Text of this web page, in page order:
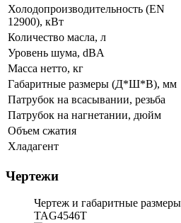
Холодопроизводительность (EN
12900), кВт
Количество масла, л
Уровень шума, dBA
Масса нетто, кг
Габаритные размеры (Д*Ш*В), мм
Патрубок на всасывании, резьба
Патрубок на нагнетании, дюйм
Объем сжатия
Хладагент
Чертежи
Чертеж и габаритные
TAG4546T